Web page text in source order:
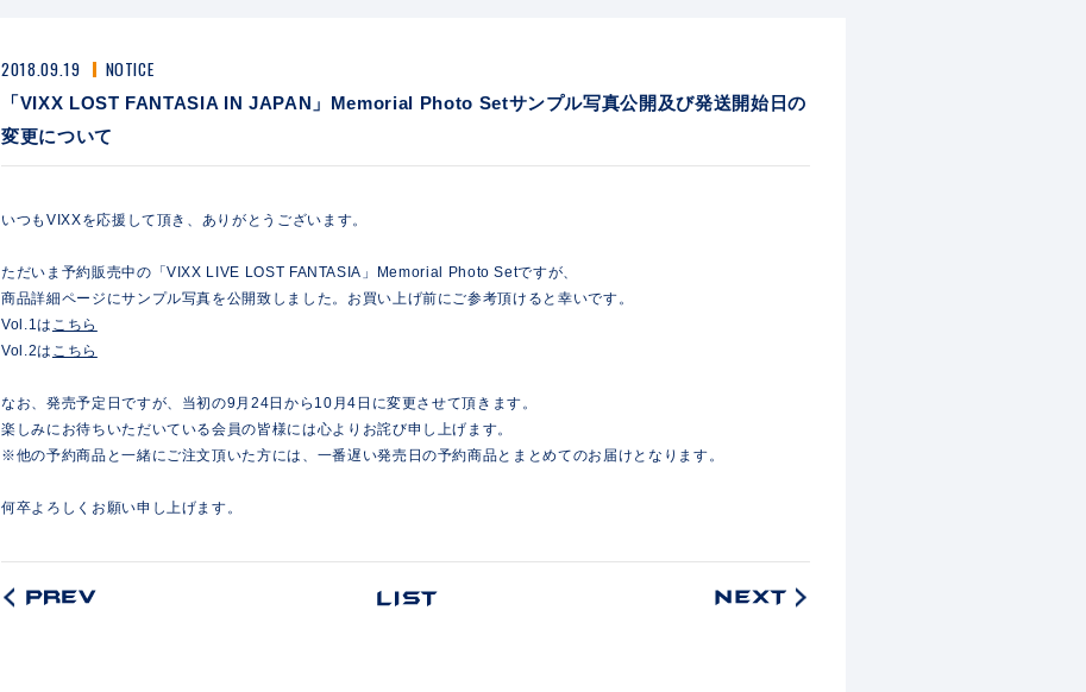
2018.09.19 NOTICE
「VIXX LOST FANTASIA IN JAPAN」Memorial Photo Setサンプル写真公開及び発送開始日の
変更について
いつもVIXXを応援して頂き、ありがとうございます。
ただいま予約販売中の「VIXX LIVE LOST FANTASIA」Memorial Photo Setですが、
商品詳細ページにサンプル写真を公開致しました。お買い上げ前にご参考頂けると幸いです。
Vol.1は こちら
Vol.2は こちら
なお、発売予定日ですが、当初の9月24日から10月4日に変更させて頂きます。
楽しみにお待ちいただいている会員の皆様には心よりお詫び申し上げます。
※他の予約商品と一緒にご注文頂いた方には、一番遅い発売日の予約商品とまとめてのお届けとなります。
何卒よろしくお願い申し上げます。